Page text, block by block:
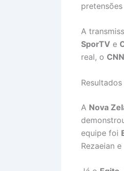
A
SporTV e
real, o
A Nova
equipe foi
Rezaeian